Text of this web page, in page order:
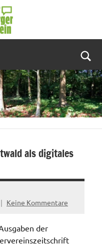
als digitales
Keine Kommentare
der